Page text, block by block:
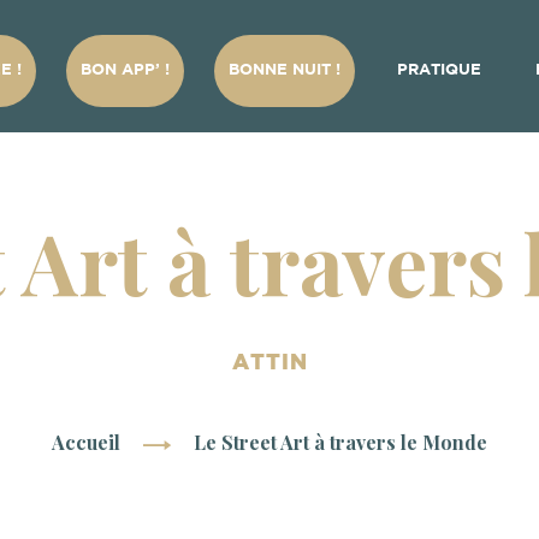
! BON APP’ ! BONNE NUIT ! PRATIQUE
Art à travers
ATTIN
Accueil Le Street Art à travers le Monde